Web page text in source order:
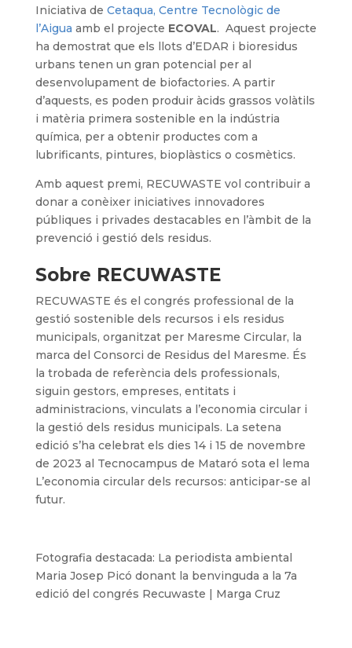
Iniciativa de Cetaqua, Centre Tecnològic de
l’Aigua amb el projecte ECOVAL. Aquest projecte
ha demostrat que els llots d’EDAR i bioresidus
urbans tenen un gran potencial per al
desenvolupament de biofactories. A partir
d’aquests, es poden produir àcids grassos volàtils
i matèria primera sostenible en la indústria
química, per a obtenir productes com a
lubrificants, pintures, bioplàstics o cosmètics.
Amb aquest premi, RECUWASTE vol contribuir a
donar a conèixer iniciatives innovadores
públiques i privades destacables en l’àmbit de la
prevenció i gestió dels residus.
Sobre RECUWASTE
RECUWASTE és el congrés professional de la
gestió sostenible dels recursos i els residus
municipals, organitzat per Maresme Circular, la
marca del Consorci de Residus del Maresme. És
la trobada de referència dels professionals,
siguin gestors, empreses, entitats i
administracions, vinculats a l’economia circular i
la gestió dels residus municipals. La setena
edició s’ha celebrat els dies 14 i 15 de novembre
de 2023 al Tecnocampus de Mataró sota el lema
L’economia circular dels recursos: anticipar-se al
futur.
Fotografia destacada: La periodista ambiental
Maria Josep Picó donant la benvinguda a la 7a
edició del congrés Recuwaste | Marga Cruz